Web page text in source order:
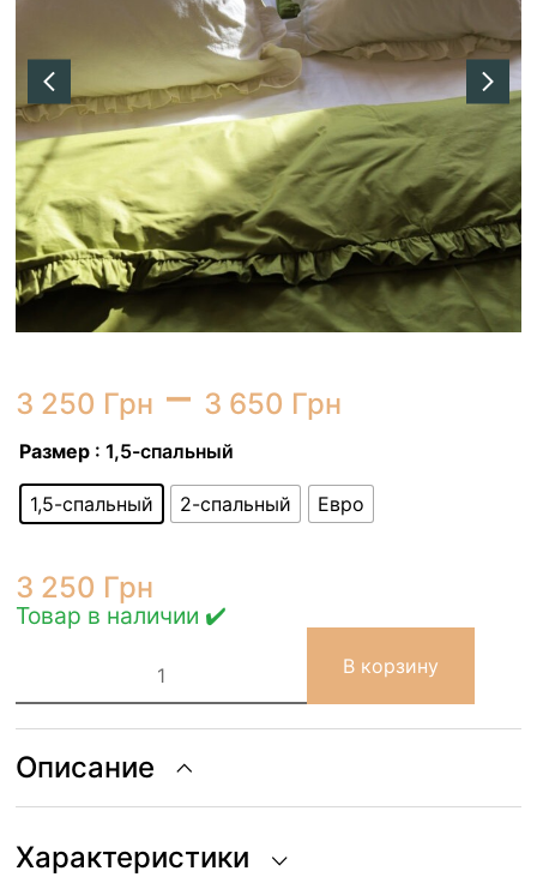
3 250 Грн – 3 650 Грн
Размер : 1,5-спальный
1,5-спальный 2-спальный Евро
3 250 Грн
Товар в наличии ✔️
Постельное
Bedclozzzes
Ice
matcha
рюшами
В корзину
Описание
Характеристики